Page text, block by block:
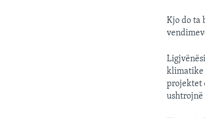
Kjo do ta
klimatike
projektet
ushtrojnë